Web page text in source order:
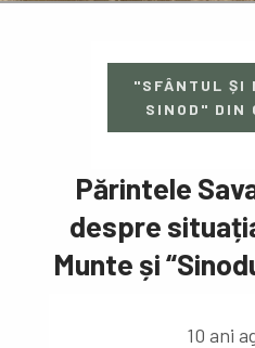
"SFÂNTUL ȘI
SINOD" DIN
Părintele
despre
Munte și
10 ani